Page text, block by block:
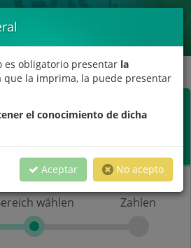
Candel
//
wählen Zahlen
es obligatorio presentar la
que la imprima, la puede presentar
el conocimiento de dicha
Aceptar No acepto